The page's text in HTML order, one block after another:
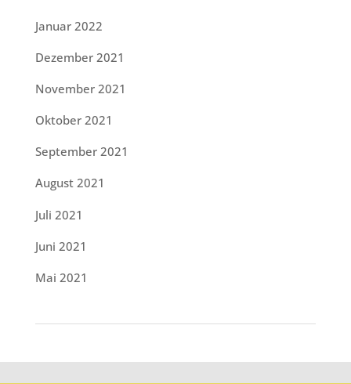
Januar 2022
Dezember 2021
November 2021
Oktober 2021
September 2021
August 2021
Juli 2021
Juni 2021
Mai 2021